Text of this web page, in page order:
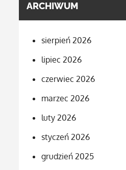
ARCHIWUM
sierpień 2026
lipiec 2026
czerwiec 2026
marzec 2026
luty 2026
styczeń 2026
grudzień 2025